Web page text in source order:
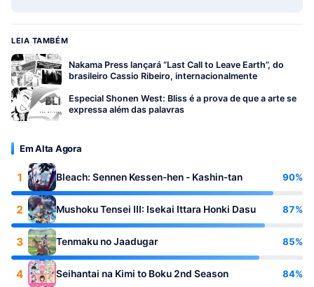
LEIA TAMBÉM
Nakama Press lançará “Last Call to Leave Earth”, do
brasileiro Cassio Ribeiro, internacionalmente
Especial Shonen West: Bliss é a prova de que a arte se
expressa além das palavras
Em Alta Agora
1 Bleach: Sennen Kessen-hen - Kashin-tan 90%
2 Mushoku Tensei III: Isekai Ittara Honki Dasu 87%
3 Tenmaku no Jaadugar 85%
4 Seihantai na Kimi to Boku 2nd Season 84%